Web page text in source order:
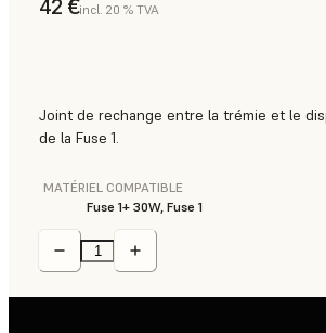
42 €incl. 20 % TVA
Joint de rechange entre la trémie et le
de la Fuse 1.
MATÉRIEL COMPATIBLE
Fuse 1+ 30W, Fuse 1